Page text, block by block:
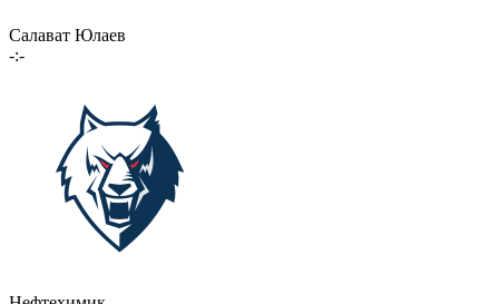
Салават Юлаев
-:-